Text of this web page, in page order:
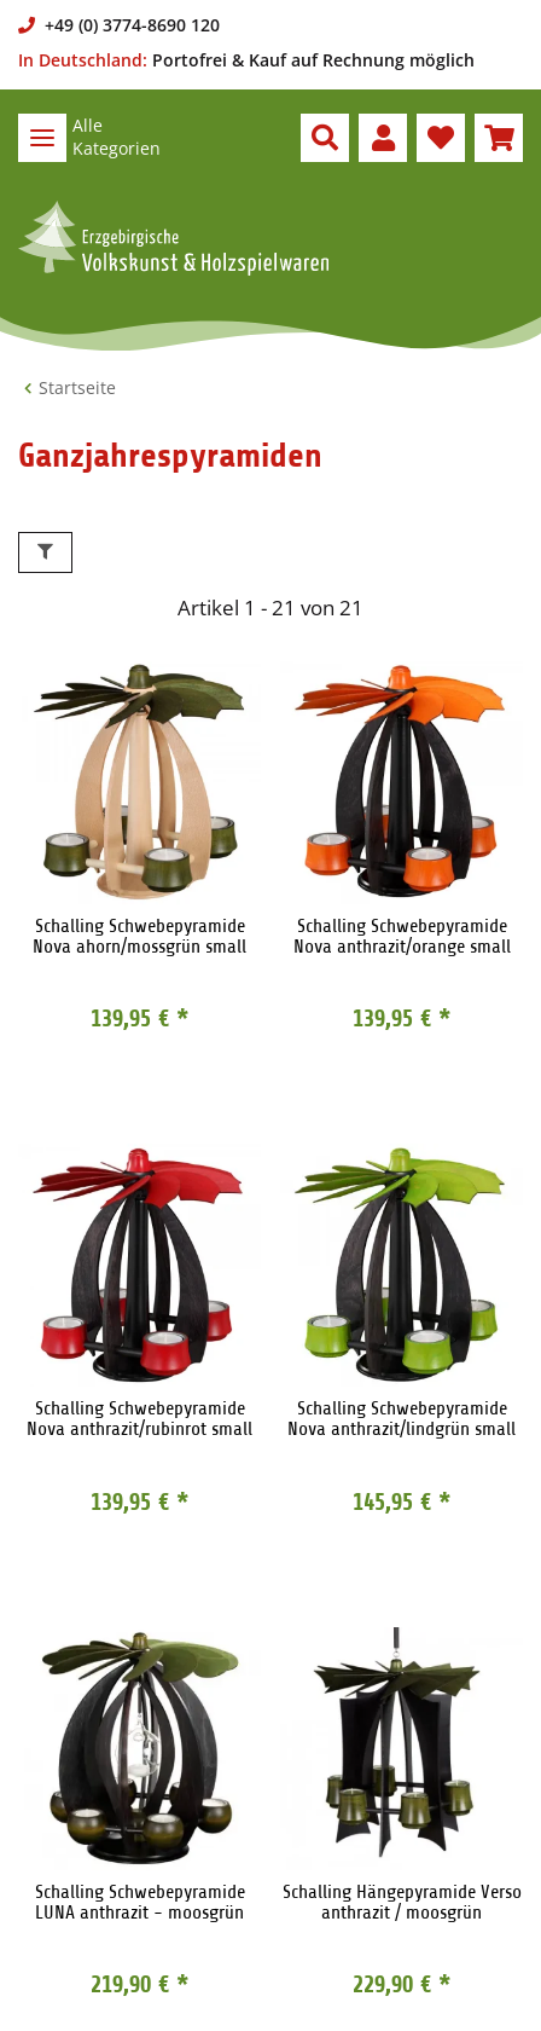
+49 (0) 3774-8690 120
In Deutschland: Portofrei & Kauf auf Rechnung möglich
Alle
Kategorien
Startseite
Ganzjahrespyramiden
Artikel 1 - 21 von 21
Schalling Schwebepyramide
Nova ahorn/mossgrün small
139,95 € *
Schalling Schwebepyramide
Nova anthrazit/orange small
139,95 € *
Schalling Schwebepyramide
Nova anthrazit/rubinrot small
139,95 € *
Schalling Schwebepyramide
Nova anthrazit/lindgrün small
145,95 € *
Schalling Schwebepyramide
LUNA anthrazit - moosgrün
219,90 € *
Schalling Hängepyramide Verso
anthrazit / moosgrün
229,90 € *